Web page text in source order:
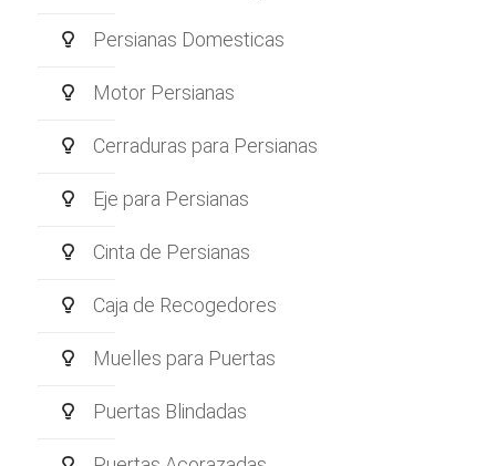
Persianas Domesticas
Motor Persianas
Cerraduras para Persianas
Eje para Persianas
Cinta de Persianas
Caja de Recogedores
Muelles para Puertas
Puertas Blindadas